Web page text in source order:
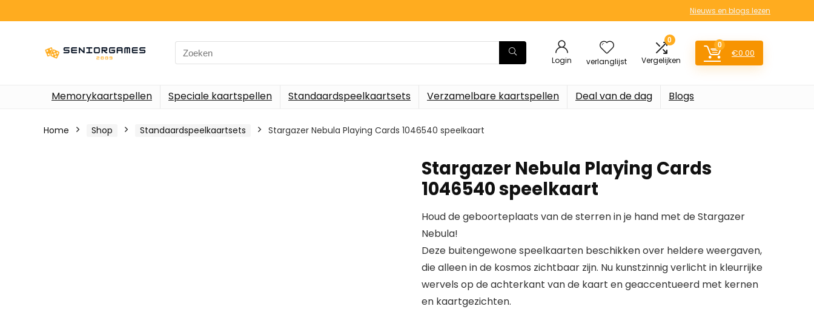
Nieuws en blogs lezen
Search
for:
Login verlanglijst
0
Vergelijken
0
€0.00
Memorykaartspellen Speciale kaartspellen Standaardspeelkaartsets Verzamelbare kaartspellen Deal van de dag Blogs
Home Shop Standaardspeelkaartsets Stargazer Nebula Playing Cards 1046540 speelkaart
Stargazer Nebula Playing Cards
1046540 speelkaart
Houd de geboorteplaats van de sterren in je hand met de Stargazer
Nebula!
Deze buitengewone speelkaarten beschikken over heldere weergaven,
die alleen in de kosmos zichtbaar zijn. Nu kunstzinnig verlicht in kleurrijke
wervels op de achterkant van de kaart en geaccentueerd met kernen
en kaartgezichten.